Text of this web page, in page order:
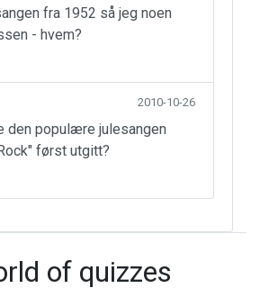
fra 1952 så jeg noen
- hvem?
2010-10-26
den populære julesangen
først utgitt?
of quizzes